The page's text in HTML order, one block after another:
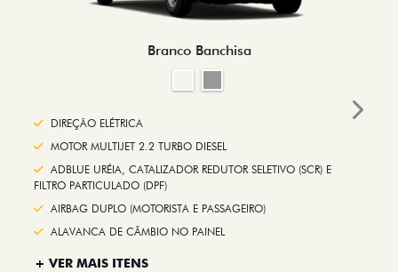
Branco Banchisa
DIREÇÃO ELÉTRICA
MOTOR MULTIJET 2.2 TURBO DIESEL
ADBLUE URÉIA, CATALIZADOR REDUTOR SELETIVO (SCR) E
FILTRO PARTICULADO (DPF)
AIRBAG DUPLO (MOTORISTA E PASSAGEIRO)
ALAVANCA DE CÂMBIO NO PAINEL
+ VER MAIS ITENS
Next